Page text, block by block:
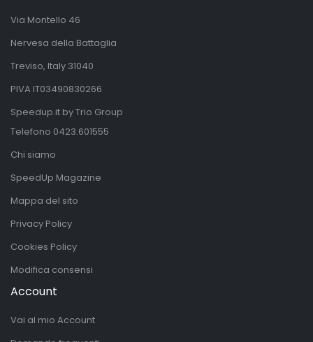
Via Montello 46
Nervesa della Battaglia
Treviso, Italy 31040
PIVA IT03490830266
Speedup.it by Trio Group
Telefono 0423.601555
Chi siamo
SpeedUp Magazine
Mappa del sito
Privacy Policy
Cookies Policy
Modifica consensi
Account
Vai al mio Account